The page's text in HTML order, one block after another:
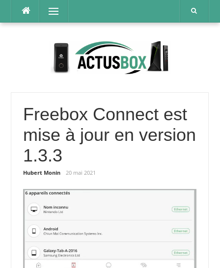
contenu
Menu
Freebox Connect est
mise à jour en version
1.3.3
Hubert Monin 20 mai 2021